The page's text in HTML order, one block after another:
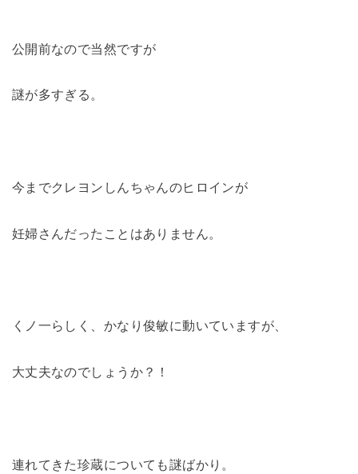
公開前なので当然ですが
謎が多すぎる。
今までクレヨンしんちゃんのヒロインが
妊婦さんだったことはありません。
くノ一らしく、かなり俊敏に動いていますが、
大丈夫なのでしょうか？！
連れてきた珍蔵についても謎ばかり。